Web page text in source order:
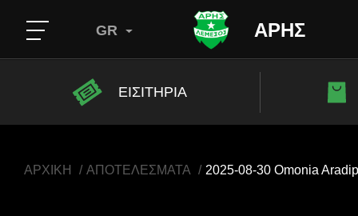
ΑΡΗΣ
GR
ΕΙΣΙΤΗΡΙΑ
ΑΡΧΙΚΗ ΑΠΟΤΕΛΕΣΜΑΤΑ 2025-08-30 Omonia